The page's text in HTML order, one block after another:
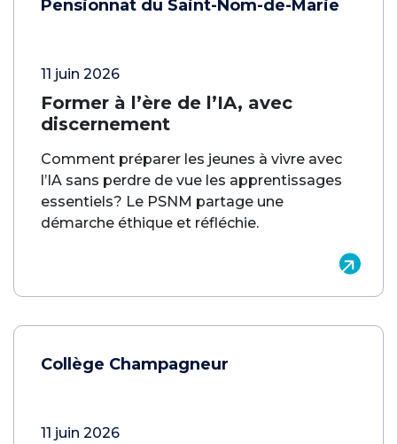
Pensionnat du Saint-Nom-de-Marie
11 juin 2026
Former à l’ère de l’IA, avec
discernement
Comment préparer les jeunes à vivre avec
l’IA sans perdre de vue les apprentissages
essentiels? Le PSNM partage une
démarche éthique et réfléchie.
Collège Champagneur
11 juin 2026